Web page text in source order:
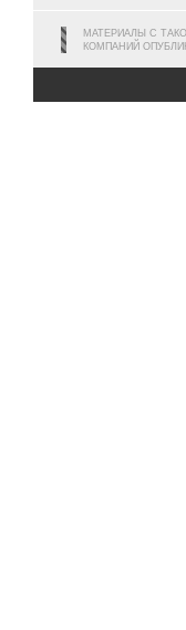
МАТЕРИАЛЫ С
КОМПАНИЙ